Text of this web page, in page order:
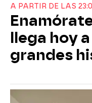
A PARTIR DE LAS
llega hoy
grandes